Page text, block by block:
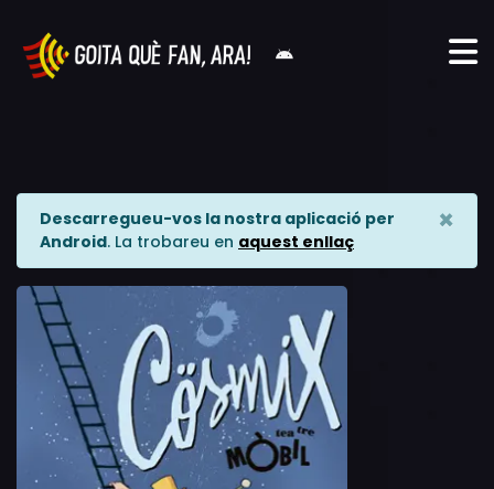
Descarregueu-vos la nostra aplicació per
Android. La trobareu en aquest enllaç
×